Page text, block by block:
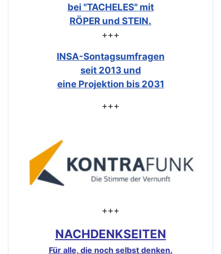
bei "TACHELES" mit
RÖPER und STEIN.
+++
INSA-Sontagsumfragen
seit 2013 und
eine Projektion bis 2031
+++
+++
NACHDENKSEITEN
Für alle, die noch selbst denken.